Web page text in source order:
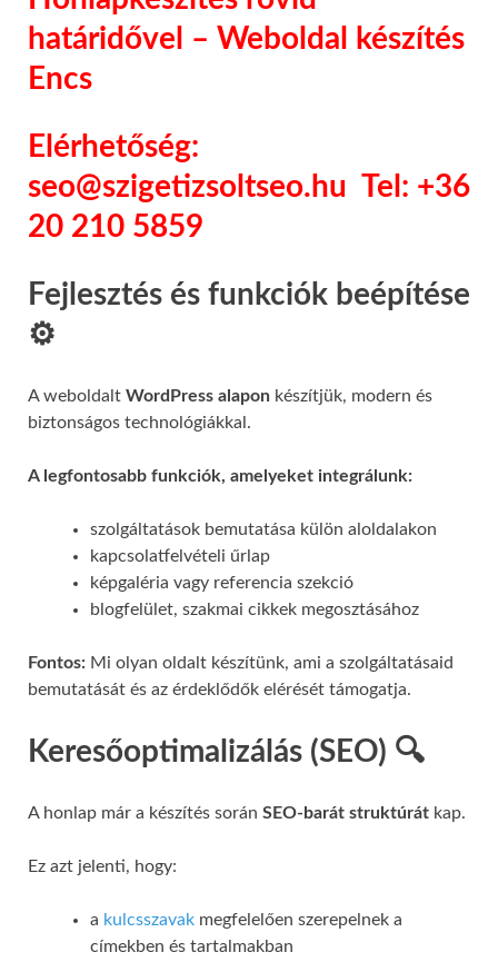
határidővel – Weboldal készítés
Encs
Elérhetőség:
seo@szigetizsoltseo.hu Tel: +36
20 210 5859
Fejlesztés és funkciók beépítése
⚙️
A weboldalt WordPress alapon készítjük, modern és
biztonságos technológiákkal.
A legfontosabb funkciók, amelyeket integrálunk:
szolgáltatások bemutatása külön aloldalakon
kapcsolatfelvételi űrlap
képgaléria vagy referencia szekció
blogfelület, szakmai cikkek megosztásához
Fontos: Mi olyan oldalt készítünk, ami a szolgáltatásaid
bemutatását és az érdeklődők elérését támogatja.
Keresőoptimalizálás (SEO) 🔍
A honlap már a készítés során SEO-barát struktúrát kap.
Ez azt jelenti, hogy:
a kulcsszavak megfelelően szerepelnek a
címekben és tartalmakban